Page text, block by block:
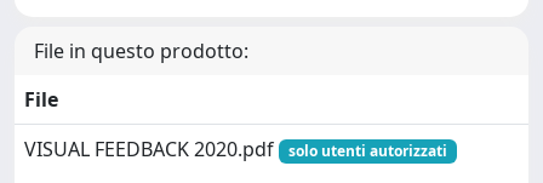
File in questo prodotto:
File
VISUAL FEEDBACK 2020.pdf
solo utenti autorizzati